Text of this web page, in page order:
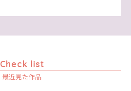
Check list
最近見た作品